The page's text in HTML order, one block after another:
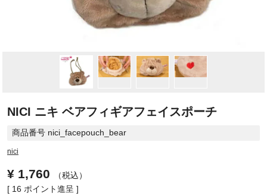
NICI ニキ ベアフィギアフェイスポーチ
商品番号 nici_facepouch_bear
nici
¥ 1,760
税込
[ 16 ポイント進呈 ]